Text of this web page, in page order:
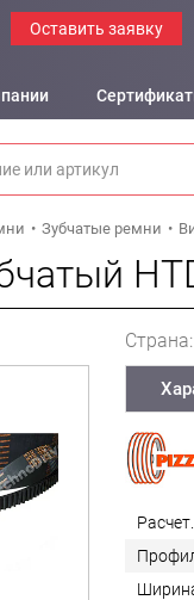
Оставить заявку
Зубчатые ремни